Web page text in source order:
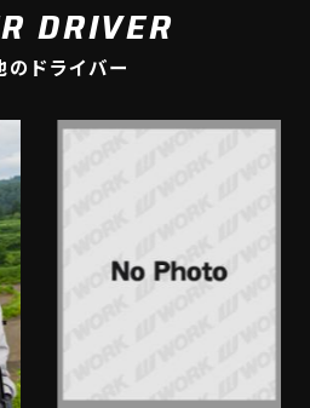
DRIVER
のドライバー